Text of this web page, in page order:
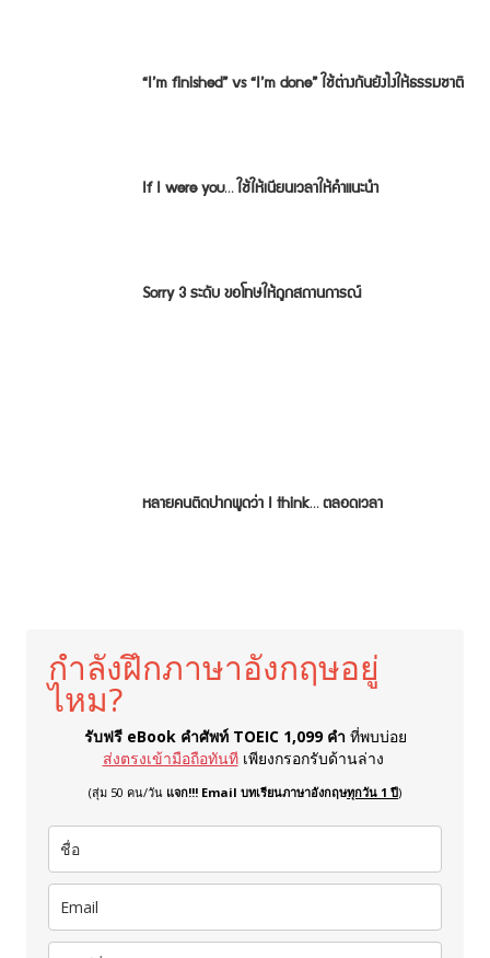
“I’m finished” vs “I’m done” ใช้ต่างกันยังไงให้ธรรมชาติ
If I were you… ใช้ให้เนียนเวลาให้คำแนะนำ
Sorry 3 ระดับ ขอโทษให้ถูกสถานการณ์
หลายคนติดปากพูดว่า I think… ตลอดเวลา
กำลังฝึกภาษาอังกฤษอยู่
ไหม?
รับฟรี eBook คำศัพท์ TOEIC 1,099 คำ ที่พบบ่อย
ส่งตรงเข้ามือถือทันที เพียงกรอกรับด้านล่าง
(สุ่ม 50 คน/วัน แจก!!! Email บทเรียนภาษาอังกฤษทุกวัน 1 ปี)